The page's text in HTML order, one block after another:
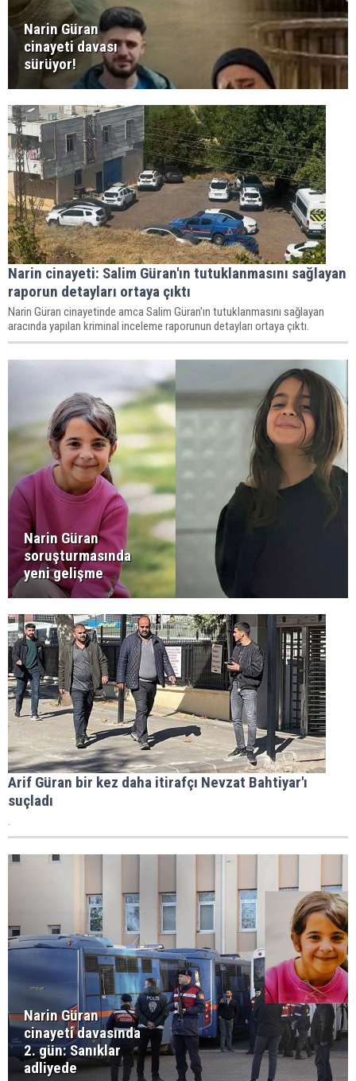
Narin Güran
cinayeti davası
sürüyor!
Narin cinayeti: Salim Güran'ın tutuklanmasını sağlayan
raporun detayları ortaya çıktı
Narin Güran cinayetinde amca Salim Güran'ın tutuklanmasını sağlayan
aracında yapılan kriminal inceleme raporunun detayları ortaya çıktı.
Narin Güran
soruşturmasında
yeni gelişme
Arif Güran bir kez daha itirafçı Nevzat Bahtiyar'ı
suçladı
.
Narin Güran
cinayeti davasında
2. gün: Sanıklar
adliyede